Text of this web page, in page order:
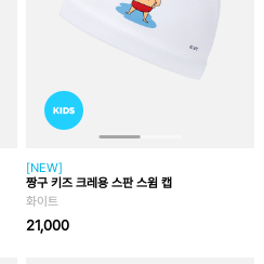
[NEW]
짱구 키즈 크레용 스판 스윔 캡
화이트
21,000